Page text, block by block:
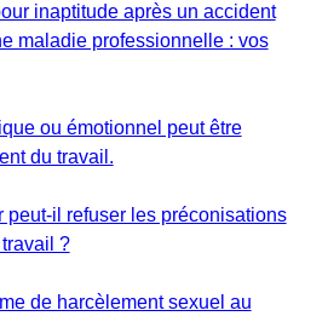
inaptitude après un accident
maladie professionnelle : vos
ou émotionnel peut être
du travail.
peut-il refuser les préconisations
?
de harcèlement sexuel au